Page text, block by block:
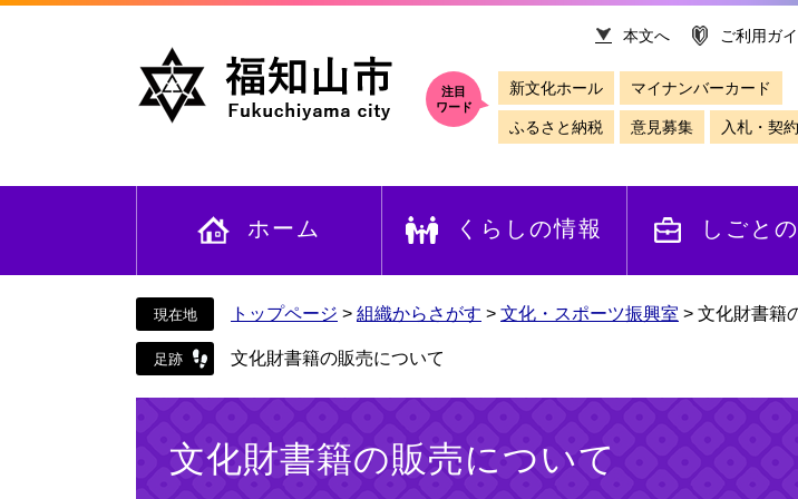
文
本文へ ご利用ガ
注目
ワード
新文化ホール マイナンバーカード
ふるさと納税 意見募集 入札・契約
ホーム くらしの情報 しごと
トップページ > 組織からさがす > 文化・スポーツ振興室 > 文化財書籍
文化財書籍の販売について
文化財書籍の販売について